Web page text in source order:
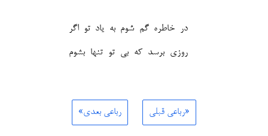
در خاطره گم شوم به یاد تو اگر
روزی برسد که بی تو تنها بشوم
«رباعی قبلی رباعی بعدی»